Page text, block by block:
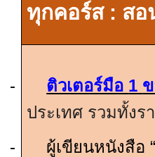
ทุกคอร์ส : สอ
- ติวเตอร์มือ 1
ประเทศ รวมทั้ง
-
ผู้เขียนหนังสือ “